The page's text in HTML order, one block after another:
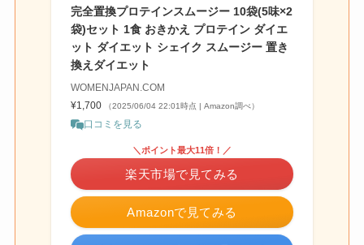
完全置換プロテインスムージー 10袋(5味×2
袋)セット 1食 おきかえ プロテイン ダイエ
ット ダイエット シェイク スムージー 置き
換えダイエット
WOMENJAPAN.COM
¥1,700
（2025/06/04 22:01時点 | Amazon調べ）
口コミを見る
Amazonで見てみる
＼ポイント最大11倍！／
楽天市場で見てみる